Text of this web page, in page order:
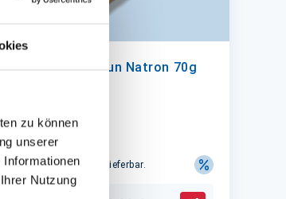
zu können
unserer
Nutzung
Packpapier braun Natron 70g
70cm Rolle
Auf Lager. Sofort lieferbar.